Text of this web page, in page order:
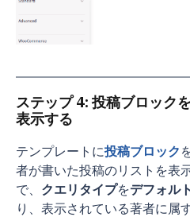
ステップ 4: 投稿ブロック
表示する
テンプレートに投稿ブロック
者が書いた投稿のリストを表
で、 クエリタイプをデフォルト
り、表示されている著者に属